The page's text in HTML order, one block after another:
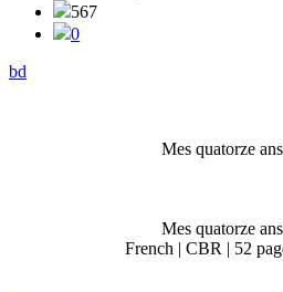
567
0
bd
Mes quatorze
Mes quatorze
French | CBR | 52